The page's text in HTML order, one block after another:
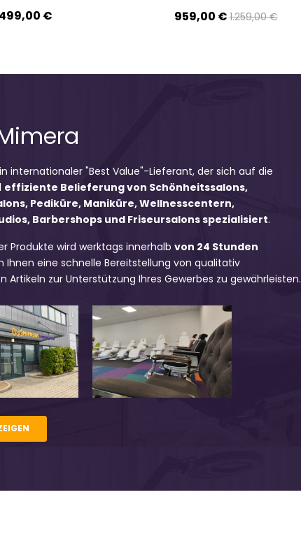
499,00 € 959,00 €1.259,00 €
internationaler "Best Value"-Lieferant, der sich auf die
effiziente Belieferung von Schönheitssalons,
Pediküre, Maniküre, Wellnesscentern,
Barbershops und Friseursalons spezialisiert.
Produkte wird werktags innerhalbvon 24 Stunden
Ihnen eine schnelle Bereitstellung von qualitativ
Artikeln zur Unterstützung Ihres Gewerbes zu gewährleisten.